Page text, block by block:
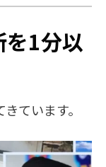
1分以
ています。